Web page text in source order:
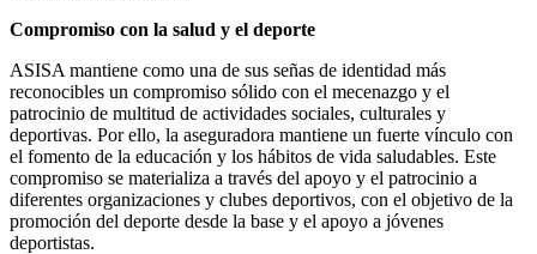
Compromiso con la salud y el deporte
ASISA mantiene como una de sus señas de identidad más
reconocibles un compromiso sólido con el mecenazgo y el
patrocinio de multitud de actividades sociales, culturales y
deportivas. Por ello, la aseguradora mantiene un fuerte vínculo con
el fomento de la educación y los hábitos de vida saludables. Este
compromiso se materializa a través del apoyo y el patrocinio a
diferentes organizaciones y clubes deportivos, con el objetivo de la
promoción del deporte desde la base y el apoyo a jóvenes
deportistas.